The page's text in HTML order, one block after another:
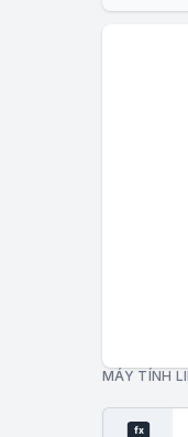
MÁY TÍNH
fx